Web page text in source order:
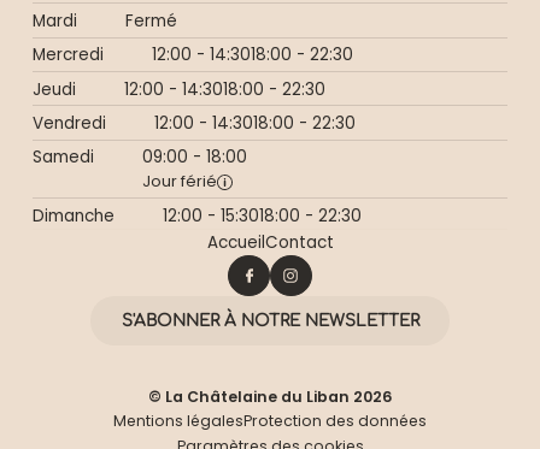
Mardi
Fermé
Mercredi
12:00 - 14:3018:00 - 22:30
Jeudi
12:00 - 14:3018:00 - 22:30
Vendredi
12:00 - 14:3018:00 - 22:30
Samedi
09:00 - 18:00
Jour férié
Dimanche
12:00 - 15:3018:00 - 22:30
AccueilContact
S'ABONNER À NOTRE NEWSLETTER
© La Châtelaine du Liban 2026
Mentions légalesProtection des données